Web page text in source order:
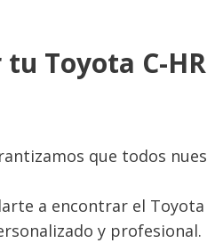
Toyota C-HR
que todos
a encontrar el Toyota
y profesional.